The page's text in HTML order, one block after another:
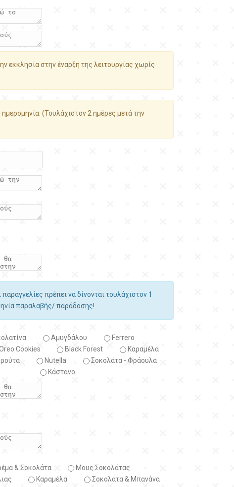
εκκλησία στην έναρξη της λειτουργίας χωρίς
(Τουλάχιστον 2 ημέρες μετά την
πρέπει να δίνονται τουλάχιστον 1
παραλαβής/ παράδοσης!
Αμυγδάλου
Ferrero
Cookies
Black Forest
Kαραμέλα
Nutella
Σοκολάτα - Φράουλα
Κάστανο
& Σοκολάτα
Μους Σοκολάτας
Καραμέλα
Σοκολάτα & Μπανάνα